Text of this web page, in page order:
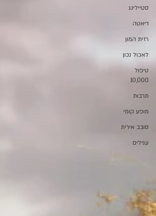
סטיילינג
דיאטה
רזית המון
לאכול נכון
טיפול
10,000
תרבות
מופע קומי
סובב אירית
עגילים